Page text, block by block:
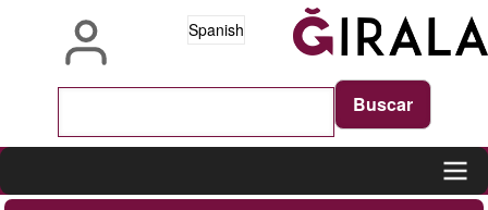
Spanish